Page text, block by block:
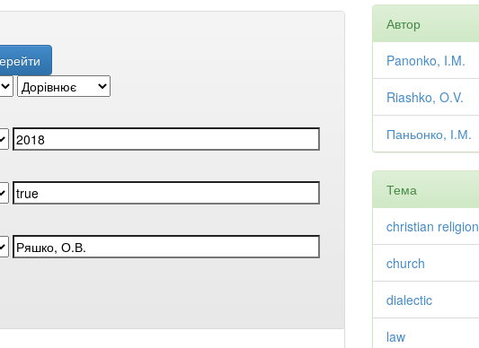
Автор
Panonko, I.M.
Riashko, O.V.
Паньонко, І.М.
Тема
christian religion
church
dialectic
law